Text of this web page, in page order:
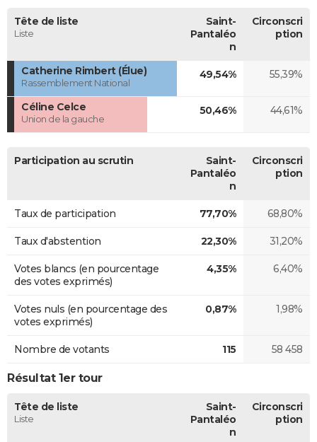
Tête de liste
Liste
Saint-
Pantaléo
n
Circonscri
ption
Catherine Rimbert (Élue)
Rassemblement National
49,54% 55,39%
Céline Celce
Union de la gauche
50,46% 44,61%
Participation au scrutin
Saint-
Pantaléo
n
Circonscri
ption
Taux de participation 77,70% 68,80%
Taux d'abstention 22,30% 31,20%
Votes blancs (en pourcentage
des votes exprimés)
4,35% 6,40%
Votes nuls (en pourcentage des
votes exprimés)
0,87% 1,98%
Nombre de votants 115 58 458
Résultat 1er tour
Tête de liste
Liste
Saint-
Pantaléo
n
Circonscri
ption